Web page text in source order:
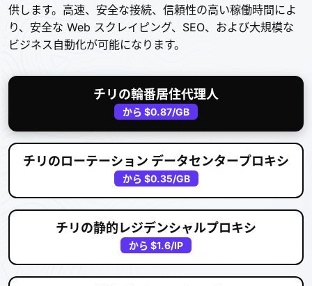
供します。高速、安全な接続、信頼性の高い稼働時間によ
り、安全な Web スクレイピング、SEO、および大規模な
ビジネス自動化が可能になります。
チリの輪番居住代理人
から $0.87/GB
チリのローテーション データセンタープロキシ
から $0.35/GB
チリの静的レジデンシャルプロキシ
から $1.6/IP